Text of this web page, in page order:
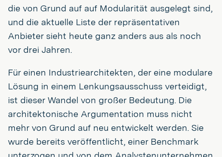
die von Grund auf auf Modularität ausgelegt sind,
und die aktuelle Liste der repräsentativen
Anbieter sieht heute ganz anders aus als noch
vor drei Jahren.
Für einen Industriearchitekten, der eine modulare
Lösung in einem Lenkungsausschuss verteidigt,
ist dieser Wandel von großer Bedeutung. Die
architektonische Argumentation muss nicht
mehr von Grund auf neu entwickelt werden. Sie
wurde bereits veröffentlicht, einer Benchmark